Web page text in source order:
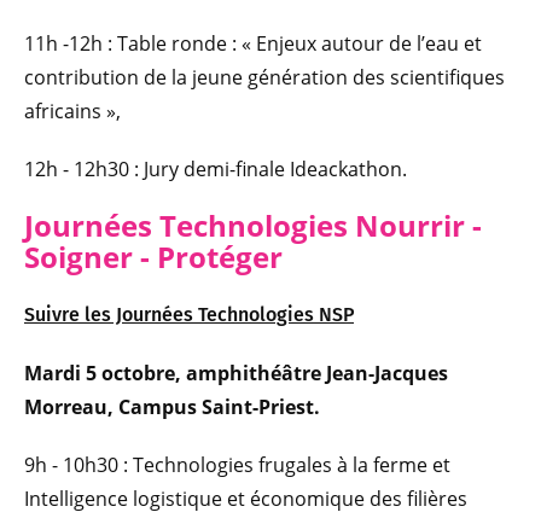
11h -12h : Table ronde : « Enjeux autour de l’eau et
contribution de la jeune génération des scientifiques
africains »,
12h - 12h30 : Jury demi-finale Ideackathon.
Journées Technologies Nourrir -
Soigner - Protéger
Suivre les Journées Technologies NSP
Mardi 5 octobre, amphithéâtre Jean-Jacques
Morreau, Campus Saint-Priest.
9h - 10h30 : Technologies frugales à la ferme et
Intelligence logistique et économique des filières